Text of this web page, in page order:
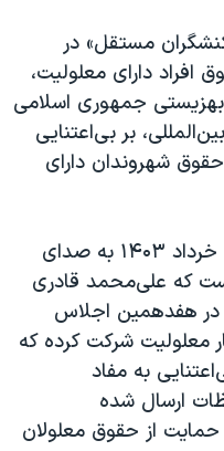
مستقل» در
افراد دارای معلولیت،
جمهوری اسلامی
بر بی‌اعتنایی
شهروندان دارای
در این نامه که نسخه‌ای از آن ۲۱ خرداد ۱۴۰۳ به صدای
که علی‌محمد قادری
در هفدهمین اجلاس
معلولیت شرکت کرده که
به مفاد
۲۰۰۶ و ملاحظات ارسال شده
حمایت از حقوق معلولان